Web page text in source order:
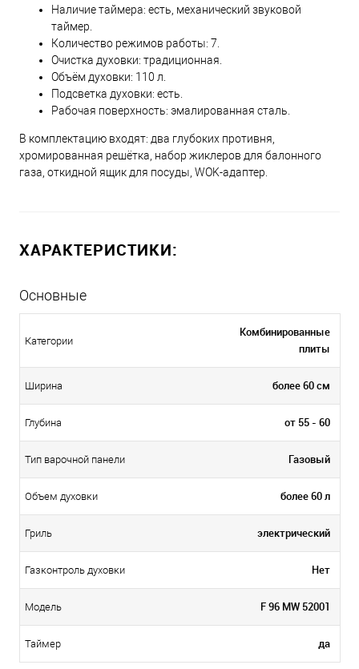
Наличие таймера: есть, механический звуковой
таймер.
Количество режимов работы: 7.
Очистка духовки: традиционная.
Объём духовки: 110 л.
Подсветка духовки: есть.
Рабочая поверхность: эмалированная сталь.
В комплектацию входят: два глубоких противня,
хромированная решётка, набор жиклеров для балонного
газа, откидной ящик для посуды, WOK-адаптер.
ХАРАКТЕРИСТИКИ:
Основные
Категории
Комбинированные
плиты
Ширина более 60 см
Глубина от 55 - 60
Тип варочной панели Газовый
Объем духовки более 60 л
Гриль электрический
Газконтроль духовки Нет
Модель F 96 MW 52001
Таймер да